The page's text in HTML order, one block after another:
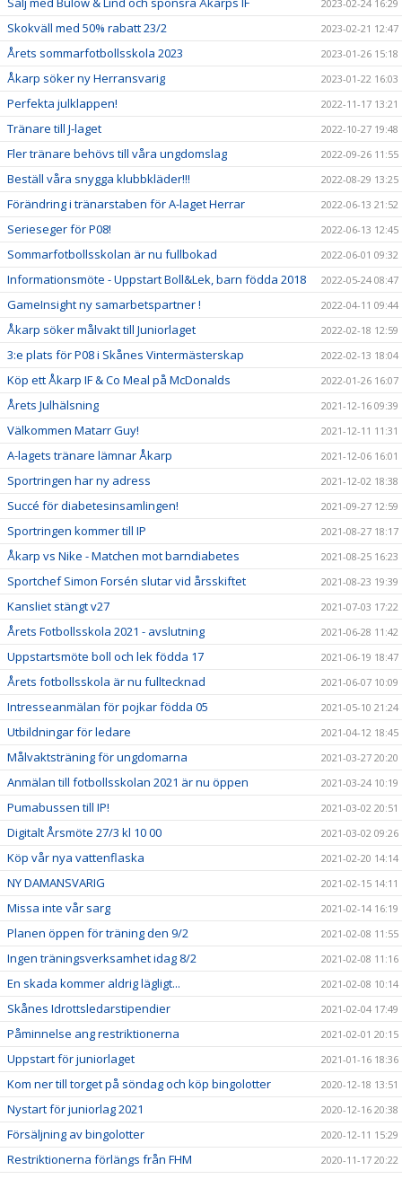
2023-02-24 16:29
Skokväll med 50% rabatt 23/2 2023-02-21 12:47
Årets sommarfotbollsskola 2023 2023-01-26 15:18
Åkarp söker ny Herransvarig 2023-01-22 16:03
Perfekta julklappen! 2022-11-17 13:21
Tränare till J-laget 2022-10-27 19:48
Fler tränare behövs till våra ungdomslag 2022-09-26 11:55
Beställ våra snygga klubbkläder!!! 2022-08-29 13:25
Förändring i tränarstaben för A-laget Herrar 2022-06-13 21:52
Serieseger för P08! 2022-06-13 12:45
Sommarfotbollsskolan är nu fullbokad 2022-06-01 09:32
Informationsmöte - Uppstart Boll&Lek, barn födda 2018 2022-05-24 08:47
GameInsight ny samarbetspartner ! 2022-04-11 09:44
Åkarp söker målvakt till Juniorlaget 2022-02-18 12:59
3:e plats för P08 i Skånes Vintermästerskap 2022-02-13 18:04
Köp ett Åkarp IF & Co Meal på McDonalds 2022-01-26 16:07
Årets Julhälsning 2021-12-16 09:39
Välkommen Matarr Guy! 2021-12-11 11:31
A-lagets tränare lämnar Åkarp 2021-12-06 16:01
Sportringen har ny adress 2021-12-02 18:38
Succé för diabetesinsamlingen! 2021-09-27 12:59
Sportringen kommer till IP 2021-08-27 18:17
Åkarp vs Nike - Matchen mot barndiabetes 2021-08-25 16:23
Sportchef Simon Forsén slutar vid årsskiftet 2021-08-23 19:39
Kansliet stängt v27 2021-07-03 17:22
Årets Fotbollsskola 2021 - avslutning 2021-06-28 11:42
Uppstartsmöte boll och lek födda 17 2021-06-19 18:47
Årets fotbollsskola är nu fulltecknad 2021-06-07 10:09
Intresseanmälan för pojkar födda 05 2021-05-10 21:24
Utbildningar för ledare 2021-04-12 18:45
Målvaktsträning för ungdomarna 2021-03-27 20:20
Anmälan till fotbollsskolan 2021 är nu öppen 2021-03-24 10:19
Pumabussen till IP! 2021-03-02 20:51
Digitalt Årsmöte 27/3 kl 10 00 2021-03-02 09:26
Köp vår nya vattenflaska 2021-02-20 14:14
NY DAMANSVARIG 2021-02-15 14:11
Missa inte vår sarg 2021-02-14 16:19
Planen öppen för träning den 9/2 2021-02-08 11:55
Ingen träningsverksamhet idag 8/2 2021-02-08 11:16
En skada kommer aldrig lägligt... 2021-02-08 10:14
Skånes Idrottsledarstipendier 2021-02-04 17:49
Påminnelse ang restriktionerna 2021-02-01 20:15
Uppstart för juniorlaget 2021-01-16 18:36
Kom ner till torget på söndag och köp bingolotter 2020-12-18 13:51
Nystart för juniorlag 2021 2020-12-16 20:38
Försäljning av bingolotter 2020-12-11 15:29
Restriktionerna förlängs från FHM 2020-11-17 20:22